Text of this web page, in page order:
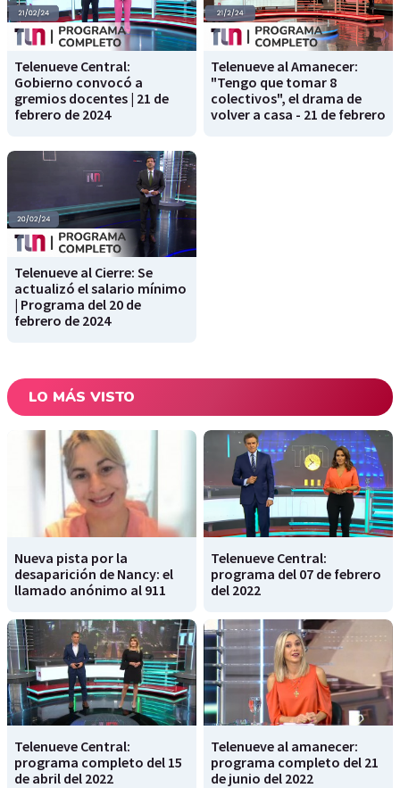
Telenueve Central:
Gobierno convocó a
gremios docentes | 21 de
febrero de 2024
Telenueve al Amanecer:
"Tengo que tomar 8
colectivos", el drama de
volver a casa - 21 de febrero
Telenueve al Cierre: Se
actualizó el salario mínimo
| Programa del 20 de
febrero de 2024
LO MÁS VISTO
Nueva pista por la
desaparición de Nancy: el
llamado anónimo al 911
Telenueve Central:
programa del 07 de febrero
del 2022
Telenueve Central:
programa completo del 15
de abril del 2022
Telenueve al amanecer:
programa completo del 21
de junio del 2022